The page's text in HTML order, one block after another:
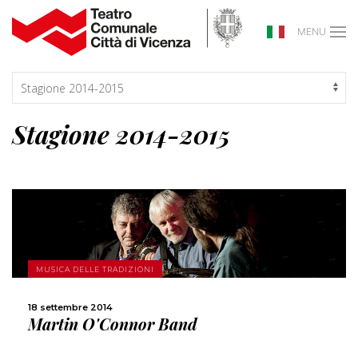
MENU
Stagione 2014-2015
MUSICA DELLE TRADIZIONI
18 settembre 2014
Martin O'Connor Band
SCOPRI DI PIÙ
CONDIVIDI